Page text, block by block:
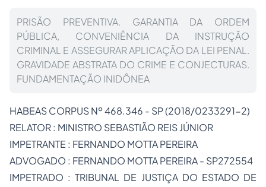
PRISÃO PREVENTIVA. GARANTIA DA ORDEM
PÚBLICA, CONVENIÊNCIA DA INSTRUÇÃO
CRIMINAL E ASSEGURAR APLICAÇÃO DA LEI PENAL.
GRAVIDADE ABSTRATA DO CRIME E CONJECTURAS.
FUNDAMENTAÇÃO INIDÔNEA
HABEAS CORPUS Nº 468.346 - SP (2018/0233291-2)
RELATOR : MINISTRO SEBASTIÃO REIS JÚNIOR
IMPETRANTE : FERNANDO MOTTA PEREIRA
ADVOGADO : FERNANDO MOTTA PEREIRA - SP272554
IMPETRADO : TRIBUNAL DE JUSTIÇA DO ESTADO DE